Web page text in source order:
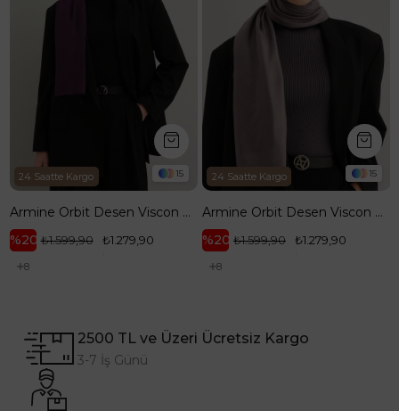
15
24 Saatte Kargo
Armine Orbit Desen Viscon Şal 13
%20
₺1.279,90
₺1.599,90
8
15
24 Saatte Kargo
Armine Orbit Desen Viscon Şal 17
%20
₺1.279,90
₺1.599,90
8
2500 TL ve Üzeri Ücretsiz Kargo
3-7 İş Günü